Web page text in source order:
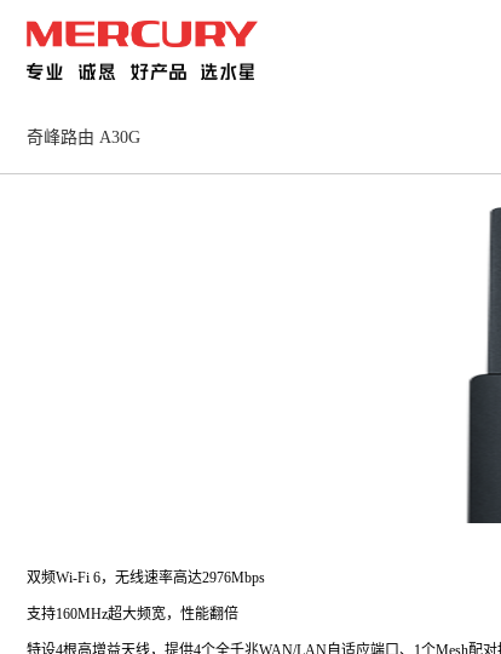
奇峰路由 A30G
双频Wi-Fi 6，无线速率高达2976Mbps
支持160MHz超大频宽，性能翻倍
特设4根高增益天线，提供4个全千兆WAN/LAN自适应端口、1个Mesh配对